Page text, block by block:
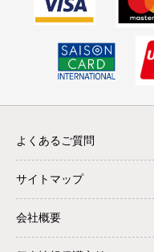
よくあるご質問
サイトマップ
会社概要